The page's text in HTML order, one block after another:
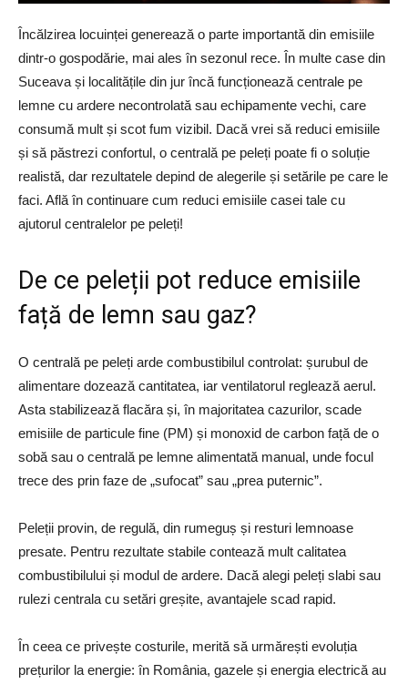
Încălzirea locuinței generează o parte importantă din emisiile
dintr-o gospodărie, mai ales în sezonul rece. În multe case din
Suceava și localitățile din jur încă funcționează centrale pe
lemne cu ardere necontrolată sau echipamente vechi, care
consumă mult și scot fum vizibil. Dacă vrei să reduci emisiile
și să păstrezi confortul, o centrală pe peleți poate fi o soluție
realistă, dar rezultatele depind de alegerile și setările pe care le
faci. Află în continuare cum reduci emisiile casei tale cu
ajutorul centralelor pe peleți!
De ce peleții pot reduce emisiile
față de lemn sau gaz?
O centrală pe peleți arde combustibilul controlat: șurubul de
alimentare dozează cantitatea, iar ventilatorul reglează aerul.
Asta stabilizează flacăra și, în majoritatea cazurilor, scade
emisiile de particule fine (PM) și monoxid de carbon față de o
sobă sau o centrală pe lemne alimentată manual, unde focul
trece des prin faze de „sufocat” sau „prea puternic”.
Peleții provin, de regulă, din rumeguș și resturi lemnoase
presate. Pentru rezultate stabile contează mult calitatea
combustibilului și modul de ardere. Dacă alegi peleți slabi sau
rulezi centrala cu setări greșite, avantajele scad rapid.
În ceea ce privește costurile, merită să urmărești evoluția
prețurilor la energie: în România, gazele și energia electrică au